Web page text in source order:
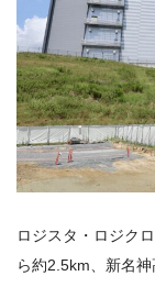
ロジスタ・ロジク
ら約2.5km、新名